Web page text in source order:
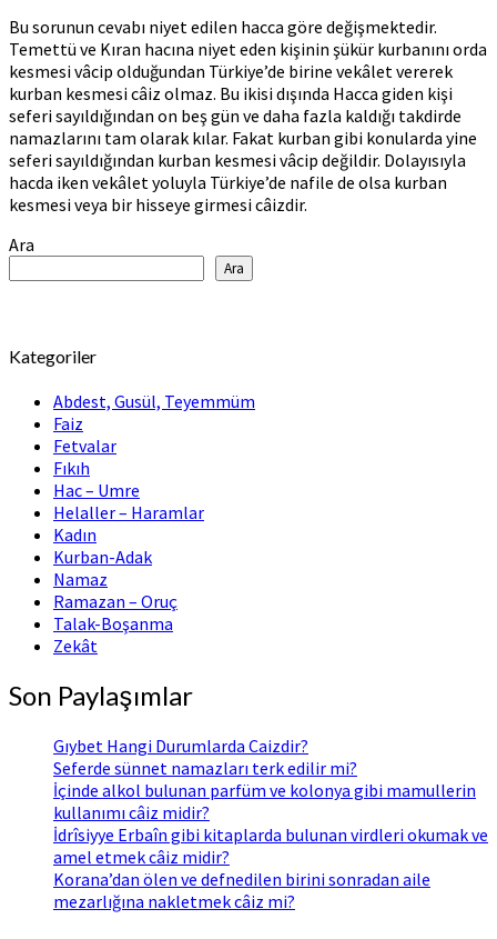
olabilir
mi?
Bu sorunun cevabı niyet edilen hacca göre değişmektedir.
Temettü ve Kıran hacına niyet eden kişinin şükür kurbanını orda
kesmesi vâcip olduğundan Türkiye’de birine vekâlet vererek
kurban kesmesi câiz olmaz. Bu ikisi dışında Hacca giden kişi
seferi sayıldığından on beş gün ve daha fazla kaldığı takdirde
namazlarını tam olarak kılar. Fakat kurban gibi konularda yine
seferi sayıldığından kurban kesmesi vâcip değildir. Dolayısıyla
hacda iken vekâlet yoluyla Türkiye’de nafile de olsa kurban
kesmesi veya bir hisseye girmesi câizdir.
Ara
Ara
Kategoriler
Abdest, Gusül, Teyemmüm
Faiz
Fetvalar
Fıkıh
Hac – Umre
Helaller – Haramlar
Kadın
Kurban-Adak
Namaz
Ramazan – Oruç
Talak-Boşanma
Zekât
Son Paylaşımlar
Gıybet Hangi Durumlarda Caizdir?
Seferde sünnet namazları terk edilir mi?
İçinde alkol bulunan parfüm ve kolonya gibi mamullerin
kullanımı câiz midir?
İdrîsiyye Erbaîn gibi kitaplarda bulunan virdleri okumak ve
amel etmek câiz midir?
Korana’dan ölen ve defnedilen birini sonradan aile
mezarlığına nakletmek câiz mi?